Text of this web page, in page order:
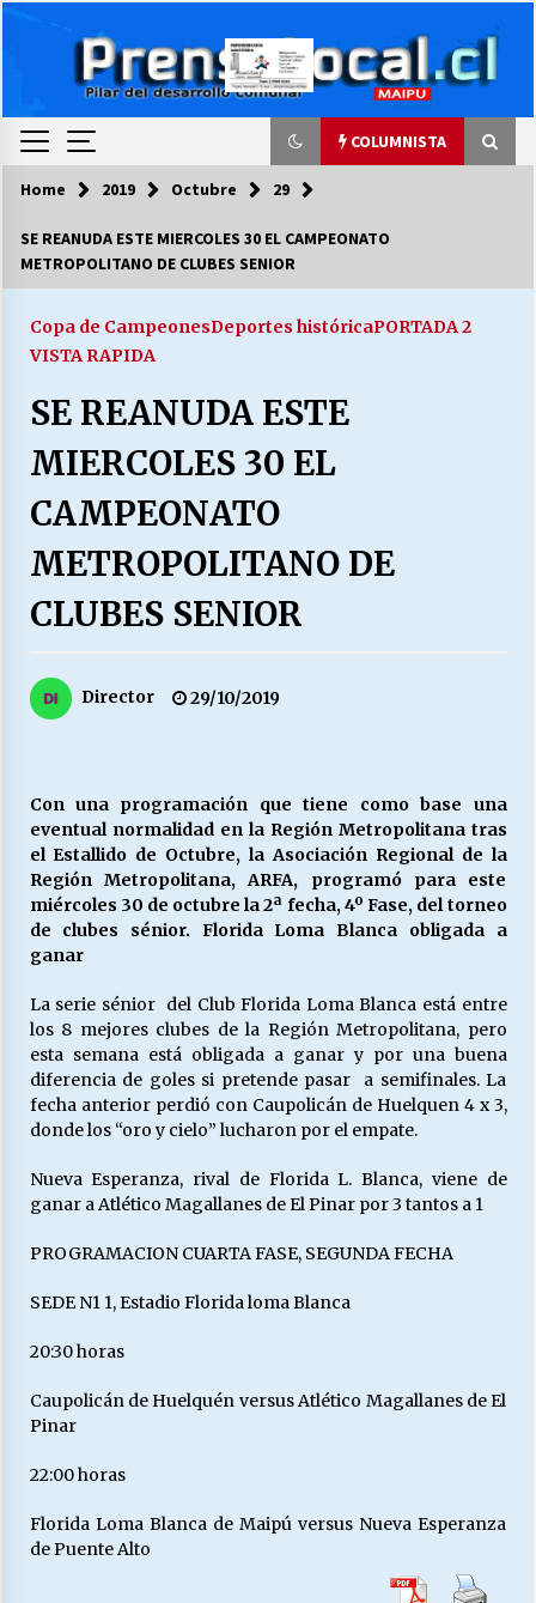
COLUMNISTA
COLUMNISTA
03/08/2026
HISTORIA
28/07/2026
CUMPLEAÑOS 69
MUNICIPALIDAD, TRABAJADORES, CLIMA
LABORAL:
Escuela hospitalaria El Carmen de Maipu.
¿Qué habrían dicho?
23/06/2026
VOLVER A SER ALTERNATIVA
MUNICIPALIDADES, HONORARIOS, DESPIDOS
28/05/2026
16/05/2026
S.O.S. a los ricos, Save Our Souls (Salvar
30/04/2026
18/04/2026
Home 2019 Octubre 29
SE REANUDA ESTE MIERCOLES 30 EL CAMPEONATO
METROPOLITANO DE CLUBES SENIOR
Copa de CampeonesDeportes históricaPORTADA 2
VISTA RAPIDA
SE REANUDA ESTE
MIERCOLES 30 EL
CAMPEONATO
METROPOLITANO DE
CLUBES SENIOR
Director 29/10/2019
Con una programación que tiene como base una
eventual normalidad en la Región Metropolitana tras
el Estallido de Octubre, la Asociación Regional de la
Región Metropolitana, ARFA, programó para este
miércoles 30 de octubre la 2ª fecha, 4º Fase, del torneo
de clubes sénior. Florida Loma Blanca obligada a
ganar
La serie sénior del Club Florida Loma Blanca está entre
los 8 mejores clubes de la Región Metropolitana, pero
esta semana está obligada a ganar y por una buena
diferencia de goles si pretende pasar a semifinales. La
fecha anterior perdió con Caupolicán de Huelquen 4 x 3,
donde los “oro y cielo” lucharon por el empate.
Nueva Esperanza, rival de Florida L. Blanca, viene de
ganar a Atlético Magallanes de El Pinar por 3 tantos a 1
PROGRAMACION CUARTA FASE, SEGUNDA FECHA
SEDE N1 1, Estadio Florida loma Blanca
20:30 horas
Caupolicán de Huelquén versus Atlético Magallanes de El
Pinar
22:00 horas
Florida Loma Blanca de Maipú versus Nueva Esperanza
de Puente Alto